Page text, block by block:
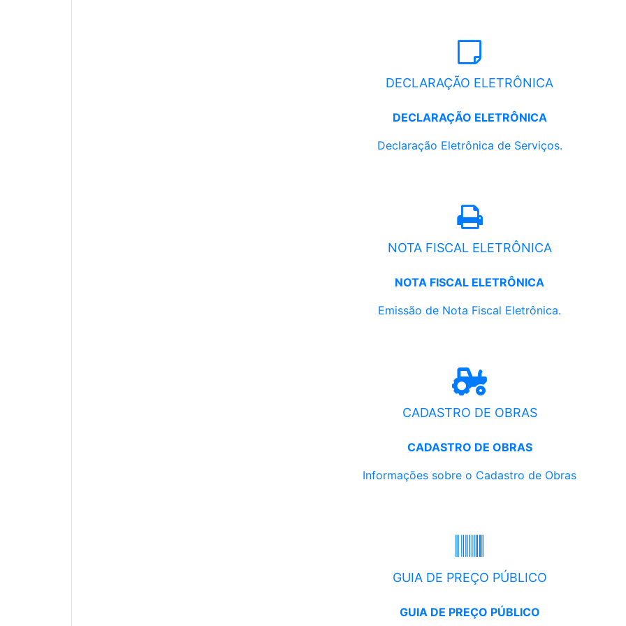
DECLARAÇÃO ELETRÔNICA
DECLARAÇÃO ELETRÔNICA
Declaração Eletrônica de Serviços.
NOTA FISCAL ELETRÔNICA
NOTA FISCAL ELETRÔNICA
Emissão de Nota Fiscal Eletrônica.
CADASTRO DE OBRAS
CADASTRO DE OBRAS
Informações sobre o Cadastro de Obras
GUIA DE PREÇO PÚBLICO
GUIA DE PREÇO PÚBLICO